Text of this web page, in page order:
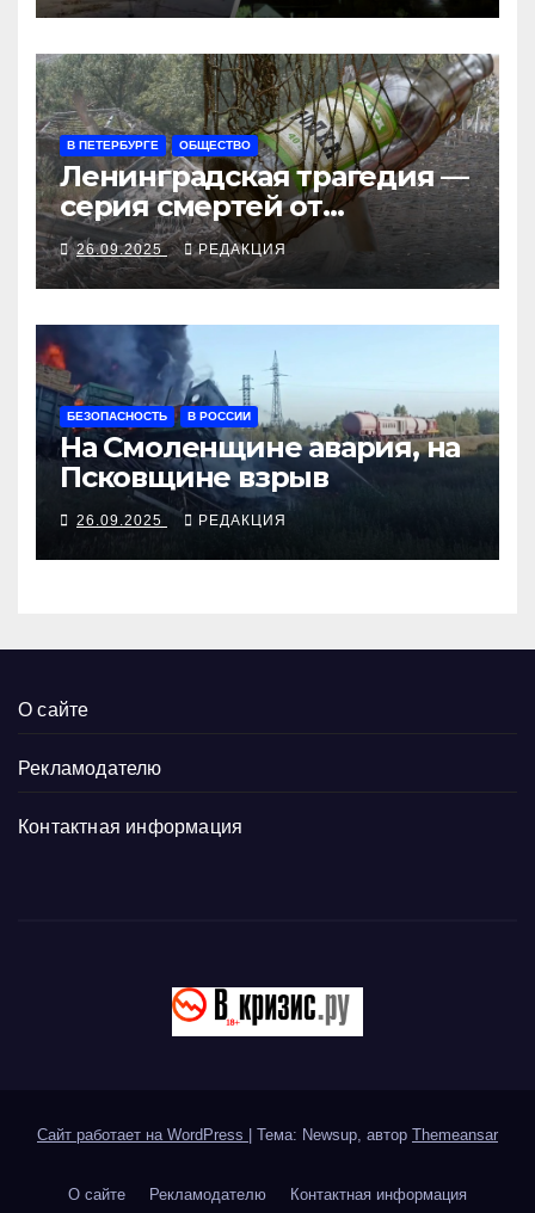
В ПЕТЕРБУРГЕ ОБЩЕСТВО
Ленинградская трагедия —
серия смертей от
алкосуррогата
26.09.2025 РЕДАКЦИЯ
БЕЗОПАСНОСТЬ В РОССИИ
На Смоленщине авария, на
Псковщине взрыв
26.09.2025 РЕДАКЦИЯ
О сайте
Рекламодателю
Контактная информация
Сайт работает на WordPress Тема: Newsup, автор Themeansar
О сайте Рекламодателю Контактная информация